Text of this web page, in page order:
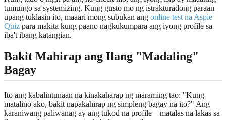
tumungo sa systemizing. Kung gusto mo ng istrakturadong paraan
upang tuklasin ito, maaari mong subukan ang online test na Aspie
Quiz para makita kung paano nagkukumpara ang iyong profile sa
iba't ibang katangian.
Bakit Mahirap ang Ilang "Madaling"
Bagay
Ito ang kabalintunaan na kinakaharap ng maraming tao: "Kung
matalino ako, bakit napakahirap ng simpleng bagay na ito?" Ang
karaniwang paliwanag ay ang tukod na profile—matalas na lakas sa